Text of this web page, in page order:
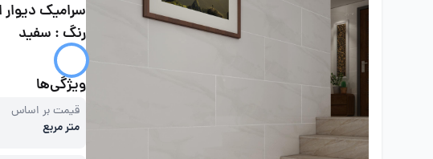
سرامیک دیوار
رنگ : سفید
ویژگی‌ها
قیمت بر اساس
متر مربع